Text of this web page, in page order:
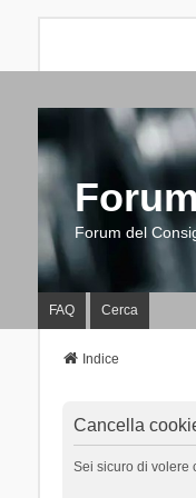
Forum del
FAQ Cerca
Indice
Cancella
Sei sicuro di volere